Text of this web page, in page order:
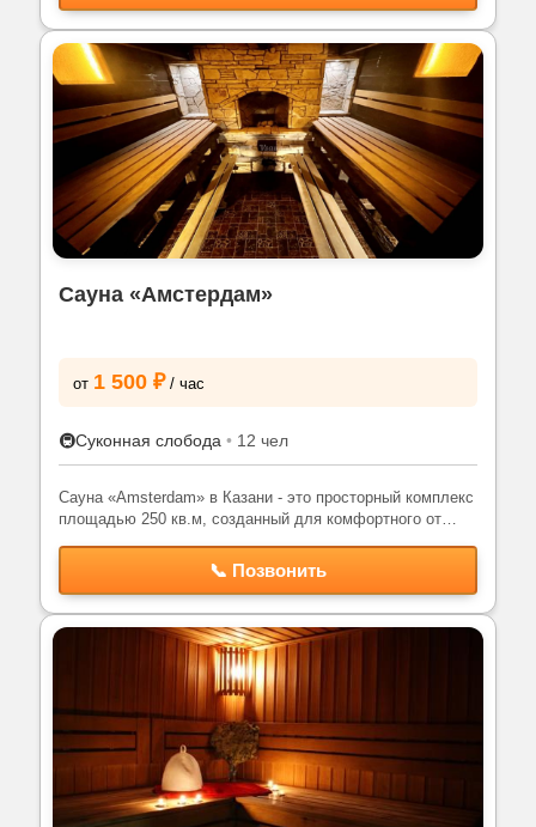
Сауна «Амстердам»
от 1 500 ₽ / час
🚇Суконная слобода • 12 чел
Сауна «Amsterdam» в Казани - это просторный комплекс
площадью 250 кв.м, созданный для комфортного от…
📞 Позвонить